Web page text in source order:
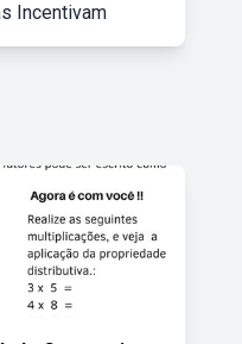
Incentivam